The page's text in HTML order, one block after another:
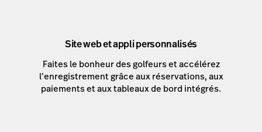
Site web et appli personnalisés
Faites le bonheur des golfeurs et accélérez
l’enregistrement grâce aux réservations, aux
paiements et aux tableaux de bord intégrés.